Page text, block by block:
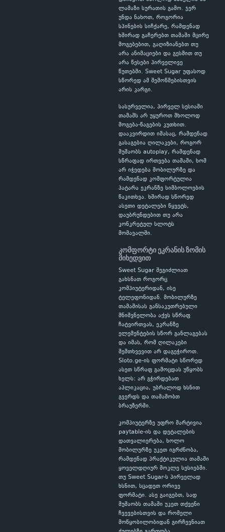
ლამაზი სურათის გამო. ჯერ
უნდა ნახოთ, როგორია
სპინების სიჩქარე, რამდენად
ხშირად გაჩერებთ თამაში მცირე
მოგებებით, გაღიზიანებთ თუ
არა ანიმაციები და გესმით თუ
არა წესები პირველივე
წუთებში. Sweet Sugar უფასოდ
სწორედ ამ შემოწმებისთვის
არის კარგი.
სასურველია, პირველ სესიაში
თამაშს არ უყუროთ მხოლოდ
მოგება-წაგების კუთხით.
დააკვირდით იმასაც, რამდენად
გასაგებია ღილაკები, როგორ
მუშაობს autoplay, რამდენად
სწრაფად ირთვება თამაში, ხომ
არ იჭედება მობილურზე და
რამდენად კომფორტულია
პატარა ეკრანზე სიმბოლოების
წაკითხვა. ხშირად სწორედ
ასეთი დეტალები წყვეტს,
დაუბრუნდებით თუ არა
კონკრეტულ სლოტს
მომავალში.
კომფორტი ეკრანის ზომის
მიხედვით
Sweet Sugar შეგიძლიათ
გახსნათ როგორც
კომპიუტერიდან, ისე
ტელეფონიდან. მობილურზე
თამაშისას განსაკუთრებული
მნიშვნელობა აქვს სწრაფ
ჩატვირთვას, ეკრანზე
ელემენტების სწორ განლაგებას
და იმას, რომ ღილაკები
შემთხვევით არ დაგეჭიროთ.
Sloto.ge-ის ფორმატი სწორედ
ასეთ სწრაფ გამოცდას უწყობს
ხელს: არ გჭირდებათ
აპლიკაცია, უბრალოდ ხსნით
გვერდს და თამაშობთ
ბრაუზერში.
კომპიუტერზე უფრო მარტივია
paytable-ის და დეტალების
დათვალიერება, ხოლო
მობილურზე უკეთ იგრძნობა,
რამდენად პრაქტიკულია თამაში
ყოველდღიურ მოკლე სესიებში.
თუ Sweet Sugar-ს პირველად
ხსნით, სცადეთ ორივე
ფორმატი. ასე გაიგებთ, სად
მუშაობს თამაში უკეთ თქვენი
ჩვევებისთვის და რომელი
მოწყობილობიდან გირჩევნიათ